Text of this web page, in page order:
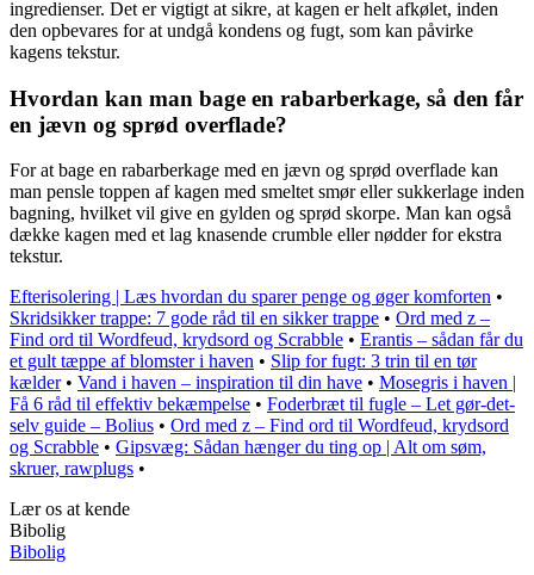
ingredienser. Det er vigtigt at sikre, at kagen er helt afkølet, inden
den opbevares for at undgå kondens og fugt, som kan påvirke
kagens tekstur.
Hvordan kan man bage en rabarberkage, så den får
en jævn og sprød overflade?
For at bage en rabarberkage med en jævn og sprød overflade kan
man pensle toppen af kagen med smeltet smør eller sukkerlage inden
bagning, hvilket vil give en gylden og sprød skorpe. Man kan også
dække kagen med et lag knasende crumble eller nødder for ekstra
tekstur.
Efterisolering | Læs hvordan du sparer penge og øger komforten •
Skridsikker trappe: 7 gode råd til en sikker trappe • Ord med z –
Find ord til Wordfeud, krydsord og Scrabble • Erantis – sådan får du
et gult tæppe af blomster i haven • Slip for fugt: 3 trin til en tør
kælder• Vand i haven – inspiration til din have • Mosegris i haven |
Få 6 råd til effektiv bekæmpelse • Foderbræt til fugle – Let gør-det-
selv guide – Bolius • Ord med z – Find ord til Wordfeud, krydsord
og Scrabble • Gipsvæg: Sådan hænger du ting op | Alt om søm,
skruer, rawplugs •
Lær os at kende
Bibolig
Bibolig